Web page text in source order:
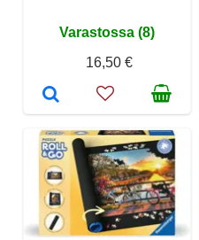
Varastossa (8)
16,50 €